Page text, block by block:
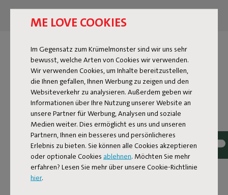
ME LOVE COOKIES
Im Gegensatz zum Krümelmonster sind wir uns sehr
bewusst, welche Arten von Cookies wir verwenden.
Wir verwenden Cookies, um Inhalte bereitzustellen,
die Ihnen gefallen, Ihnen Werbung zu zeigen und den
Websiteverkehr zu analysieren. Außerdem geben wir
Informationen über Ihre Nutzung unserer Website an
unsere Partner für Werbung, Analysen und soziale
Medien weiter. Dies ermöglicht es uns und unseren
Partnern, Ihnen ein besseres und persönlicheres
Erlebnis zu bieten. Sie können alle Cookies akzeptieren
oder optionale Cookies ablehnen. Möchten Sie mehr
erfahren? Lesen Sie mehr über unsere Cookie-Richtlinie
hier.
INDOOR-POUFS
Ein Sofa und ein Pouf – das ist wie Yin und Yang, Bonnie und
Clyde oder Tom und Jerry. Sie ergänzen sich perfekt. Poufs
machen dein Zuhause gemütlicher und sorgen für das
besondere Chill-Gefühl, für das Fatboy bekannt ist. Nicht nur
ein echter Hingucker, sondern auch multifunktional. Eine
Fußstütze nach einem langen Arbeitstag, ein Tisch für dein
Lieblingsgetränk oder ein zusätzlicher Sitzplatz, wenn
spontan Freunde vorbeischauen. In unserer großen
Kollektion an Indoor-Poufs findest du unzählige Farben,
Materialien und Muster. So findest du garantiert den